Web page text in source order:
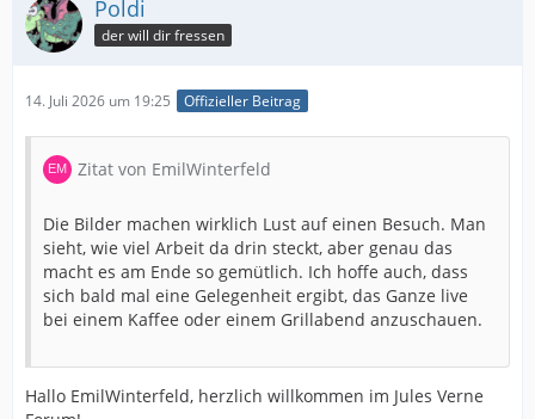
Poldi
der will dir fressen
14. Juli 2026 um 19:25 Offizieller Beitrag
Zitat von EmilWinterfeld
Die Bilder machen wirklich Lust auf einen Besuch. Man
sieht, wie viel Arbeit da drin steckt, aber genau das
macht es am Ende so gemütlich. Ich hoffe auch, dass
sich bald mal eine Gelegenheit ergibt, das Ganze live
bei einem Kaffee oder einem Grillabend anzuschauen.
Hallo EmilWinterfeld, herzlich willkommen im Jules Verne